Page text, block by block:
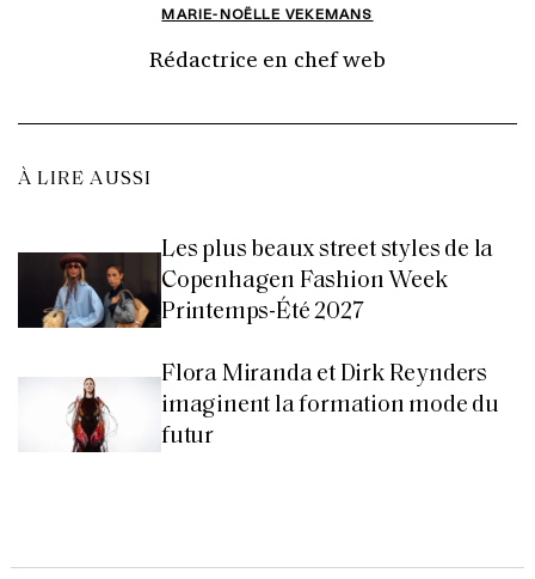
MARIE-NOËLLE VEKEMANS
Rédactrice en chef web
À LIRE AUSSI
Les plus beaux street styles de la
Copenhagen Fashion Week
Printemps-Été 2027
Flora Miranda et Dirk Reynders
imaginent la formation mode du
futur